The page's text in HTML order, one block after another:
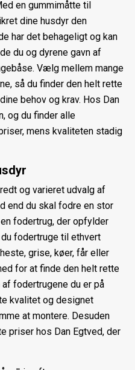
en gummimåtte til
dine husdyr den
har det behageligt og kan
du og dyrene gavn af
Vælg mellem mange
så du finder den helt rette
behov og krav. Hos Dan
og du finder alle
mens kvaliteten stadig
og varieret udvalg af
end du skal fodre en stor
fodertrug, der opfylder
fodertruge til ethvert
grise, køer, får eller
for at finde den helt rette
fodertrugene du er på
kvalitet og designet
at montere. Desuden
priser hos Dan Egtved, der